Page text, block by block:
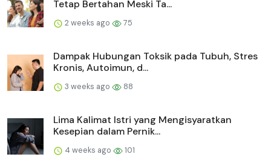
Tetap Bertahan Meski Ta...
2 weeks ago 75
Dampak Hubungan Toksik pada Tubuh, Stres
Kronis, Autoimun, d...
3 weeks ago 88
Lima Kalimat Istri yang Mengisyaratkan
Kesepian dalam Pernik...
4 weeks ago 101